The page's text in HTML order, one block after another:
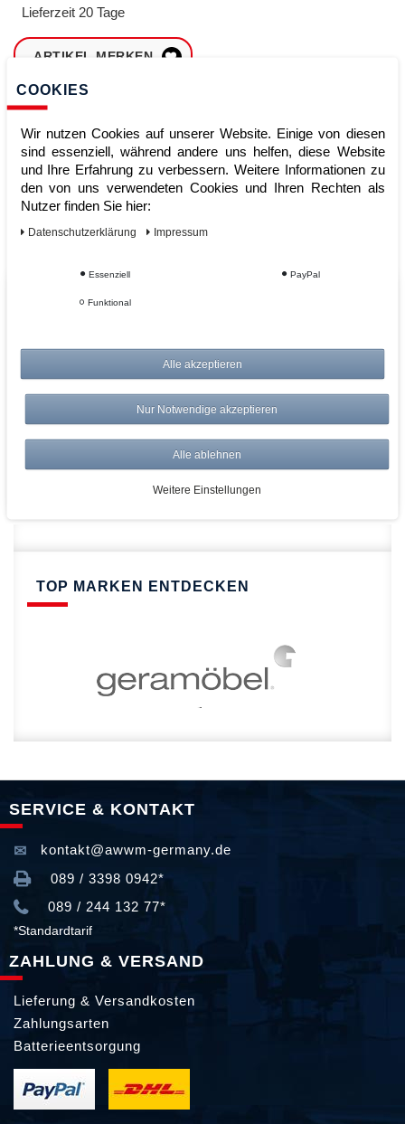
Lieferzeit 20 Tage
ARTIKEL MERKEN
Sofort lieferbar
Vom Profi für Profis - Ihre Vorteile
Versandkostenfrei ab 150€
Risikolos: 14 Tage Rückgabe
Über 20.000 Artikel
Schnelle Lieferung
TOP MARKEN ENTDECKEN
SERVICE & KONTAKT
kontakt@awwm-germany.de
089 / 3398 0942*
089 / 244 132 77*
*Standardtarif
ZAHLUNG & VERSAND
Lieferung & Versandkosten
Zahlungsarten
Batterieentsorgung
COOKIES
Wir nutzen Cookies auf unserer Website. Einige von diesen
sind essenziell, während andere uns helfen, diese Website
und Ihre Erfahrung zu verbessern. Weitere Informationen zu
den von uns verwendeten Cookies und Ihren Rechten als
Nutzer finden Sie hier:
Daten­schutz­erklärung Impressum
Essenziell PayPal
Funktional
Alle akzeptieren
Nur Notwendige akzeptieren
Alle ablehnen
Weitere Einstellungen